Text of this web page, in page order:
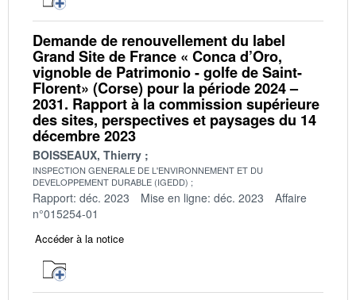
Demande de renouvellement du label
Grand Site de France « Conca d’Oro,
vignoble de Patrimonio - golfe de Saint-
Florent» (Corse) pour la période 2024 –
2031. Rapport à la commission supérieure
des sites, perspectives et paysages du 14
décembre 2023
BOISSEAUX, Thierry
INSPECTION GENERALE DE L'ENVIRONNEMENT ET DU
DEVELOPPEMENT DURABLE (IGEDD)
Rapport: déc. 2023 Mise en ligne: déc. 2023
Affaire
n°015254-01
Accéder à la notice